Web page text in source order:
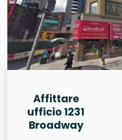
Affittare
ufficio 1231
Broadway